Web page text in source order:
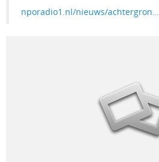
nporadio1.nl/nieuws/achtergron…